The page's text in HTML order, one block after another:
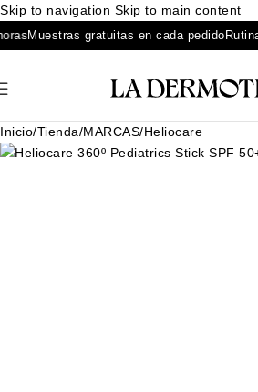
Skip to navigation Skip to main content
Muestras gratuitas en cada pedidoRutina
Inicio/Tienda/MARCAS/Heliocare